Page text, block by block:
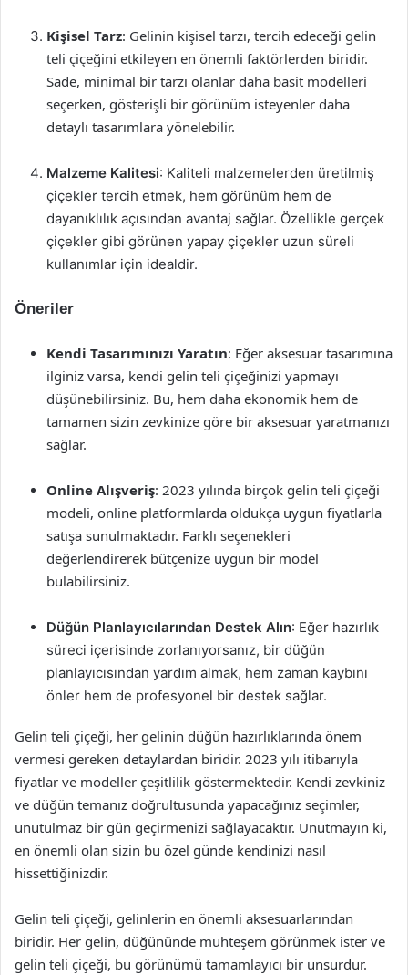
Kişisel Tarz: Gelinin kişisel tarzı, tercih edeceği gelin
teli çiçeğini etkileyen en önemli faktörlerden biridir.
Sade, minimal bir tarzı olanlar daha basit modelleri
seçerken, gösterişli bir görünüm isteyenler daha
detaylı tasarımlara yönelebilir.
Malzeme Kalitesi: Kaliteli malzemelerden üretilmiş
çiçekler tercih etmek, hem görünüm hem de
dayanıklılık açısından avantaj sağlar. Özellikle gerçek
çiçekler gibi görünen yapay çiçekler uzun süreli
kullanımlar için idealdir.
Öneriler
Kendi Tasarımınızı Yaratın: Eğer aksesuar tasarımına
ilginiz varsa, kendi gelin teli çiçeğinizi yapmayı
düşünebilirsiniz. Bu, hem daha ekonomik hem de
tamamen sizin zevkinize göre bir aksesuar yaratmanızı
sağlar.
Online Alışveriş: 2023 yılında birçok gelin teli çiçeği
modeli, online platformlarda oldukça uygun fiyatlarla
satışa sunulmaktadır. Farklı seçenekleri
değerlendirerek bütçenize uygun bir model
bulabilirsiniz.
Düğün Planlayıcılarından Destek Alın: Eğer hazırlık
süreci içerisinde zorlanıyorsanız, bir düğün
planlayıcısından yardım almak, hem zaman kaybını
önler hem de profesyonel bir destek sağlar.
Gelin teli çiçeği, her gelinin düğün hazırlıklarında önem
vermesi gereken detaylardan biridir. 2023 yılı itibarıyla
fiyatlar ve modeller çeşitlilik göstermektedir. Kendi zevkiniz
ve düğün temanız doğrultusunda yapacağınız seçimler,
unutulmaz bir gün geçirmenizi sağlayacaktır. Unutmayın ki,
en önemli olan sizin bu özel günde kendinizi nasıl
hissettiğinizdir.
Gelin teli çiçeği, gelinlerin en önemli aksesuarlarından
biridir. Her gelin, düğününde muhteşem görünmek ister ve
gelin teli çiçeği, bu görünümü tamamlayıcı bir unsurdur.